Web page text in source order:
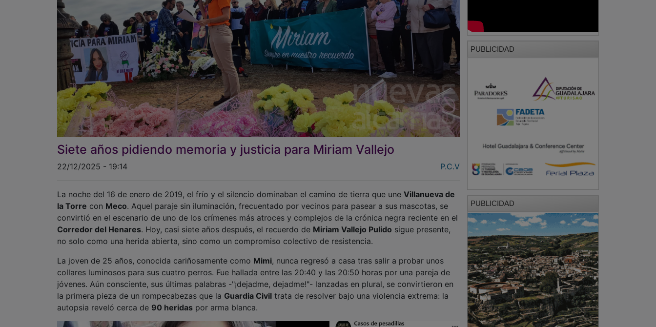
Siete años pidiendo memoria y justicia para Miriam Vallejo
22/12/2025 - 19:14 P.C.V
La noche del 16 de enero de 2019, el frío y el silencio dominaban el camino de tierra que une Villanueva de
la Torre con Meco. Aquel paraje sin iluminación, frecuentado por vecinos para pasear a sus mascotas, se
convirtió en el escenario de uno de los crímenes más atroces y complejos de la crónica negra reciente en el
Corredor del Henares. Hoy, casi siete años después, el recuerdo de Miriam Vallejo Pulido sigue presente,
no solo como una herida abierta, sino como un compromiso colectivo de resistencia.
La joven de 25 años, conocida cariñosamente como Mimi, nunca regresó a casa tras salir a probar unos
collares luminosos para sus cuatro perros. Fue hallada entre las 20:40 y las 20:50 horas por una pareja de
jóvenes. Aún consciente, sus últimas palabras -"¡dejadme, dejadme!"- lanzadas en plural, se convirtieron en
la primera pieza de un rompecabezas que la Guardia Civil trata de resolver bajo una violencia extrema: la
autopsia reveló cerca de 90 heridas por arma blanca.
PUBLICIDAD
PUBLICIDAD